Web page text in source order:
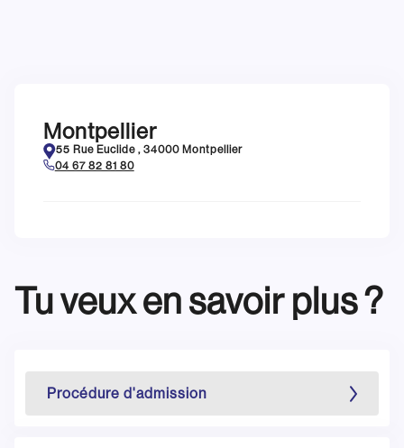
Montpellier
55 Rue Euclide , 34000 Montpellier
04 67 82 81 80
Tu veux en savoir plus ?
Procédure d'admission